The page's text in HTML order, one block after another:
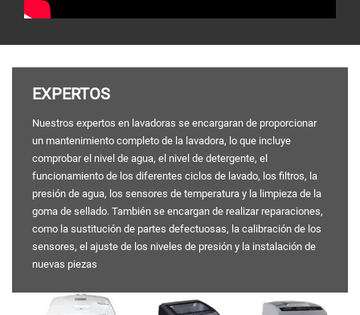
EXPERTOS
Nuestros expertos en lavadoras se encargaran de proporcionar
un mantenimiento completo de la lavadora, lo que incluye
comprobar el nivel de agua, el nivel de detergente, el
funcionamiento de los diferentes ciclos de lavado, los filtros, la
presión de agua, los sensores de temperatura y la limpieza de la
goma de sellado. También se encargan de realizar reparaciones,
como la sustitución de partes defectuosas, la calibración de los
sensores, el ajuste de los niveles de presión y la instalación de
nuevas piezas